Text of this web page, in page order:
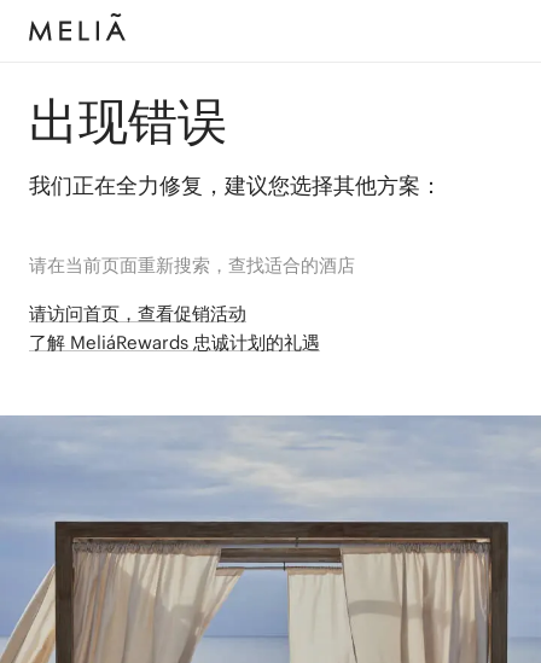
出现错误
我们正在全力修复，建议您选择其他方案：
请在当前页面重新搜索，查找适合的酒店
请访问首页，查看促销活动
了解 MeliáRewards 忠诚计划的礼遇